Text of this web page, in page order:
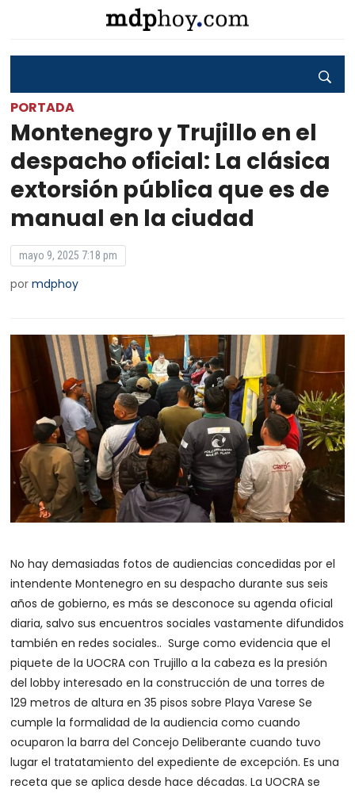
PORTADA
Montenegro y Trujillo en el
despacho oficial: La clásica
extorsión pública que es de
manual en la ciudad
mayo 9, 2025 7:18 pm
pormdphoy
No hay demasiadas fotos de audiencias concedidas por el
intendente Montenegro en su despacho durante sus seis
años de gobierno, es más se desconoce su agenda oficial
diaria, salvo sus encuentros sociales vastamente difundidos
también en redes sociales.. Surge como evidencia que el
piquete de la UOCRA con Trujillo a la cabeza es la presión
del lobby interesado en la construcción de una torres de
129 metros de altura en 35 pisos sobre Playa Varese Se
cumple la formalidad de la audiencia como cuando
ocuparon la barra del Concejo Deliberante cuando tuvo
lugar el tratatamiento del expediente de excepción. Es una
receta que se aplica desde hace décadas. La UOCRA se